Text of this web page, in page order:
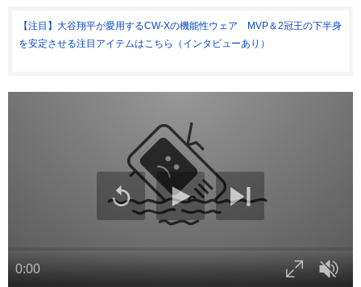
【注目】大谷翔平が愛用するCW-Xの機能性ウェア MVP＆2冠王の下半身
を安定させる注目アイテムはこちら（インタビューあり）